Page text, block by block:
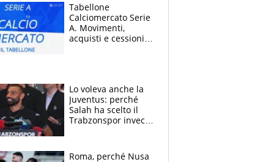
Tabellone
Calciomercato Serie
A. Movimenti,
acquisti e cessioni:
Lo voleva anche la
Juventus: perché
Salah ha scelto il
Trabzonspor invece
Roma, perché Nusa